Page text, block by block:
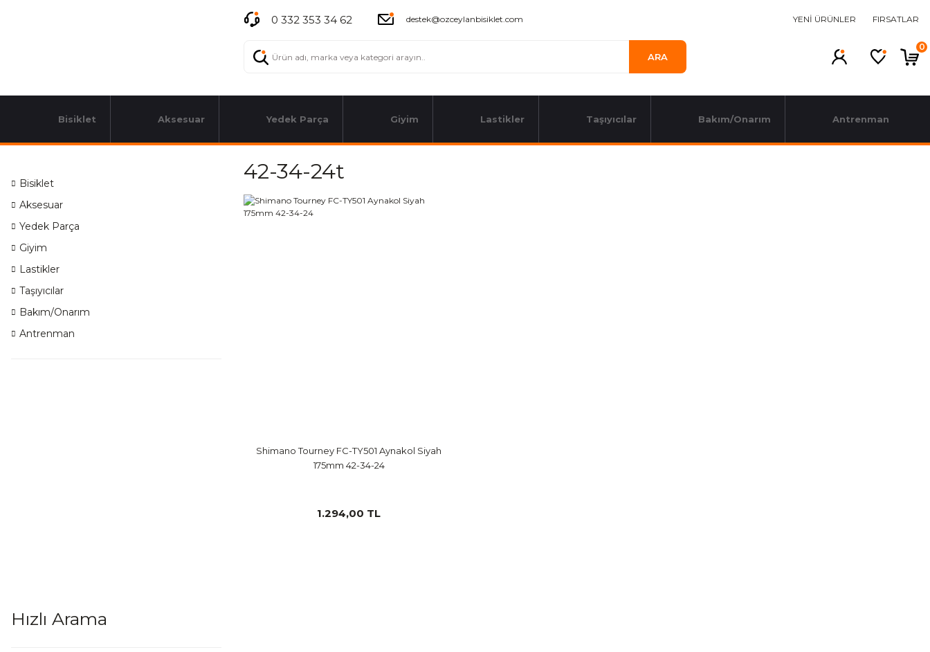
0 332 353 34 62 destek@ozceylanbisiklet.com YENİ ÜRÜNLER FIRSATLAR
ARA
0
Bisiklet Aksesuar Yedek Parça Giyim Lastikler Taşıyıcılar Bakım/Onarım Antrenman
Bisiklet
Aksesuar
Yedek Parça
Giyim
Lastikler
Taşıyıcılar
Bakım/Onarım
Antrenman
Hızlı Arama
42-34-24t
Shimano Tourney FC-TY501 Aynakol Siyah
175mm 42-34-24
1.294,00 TL